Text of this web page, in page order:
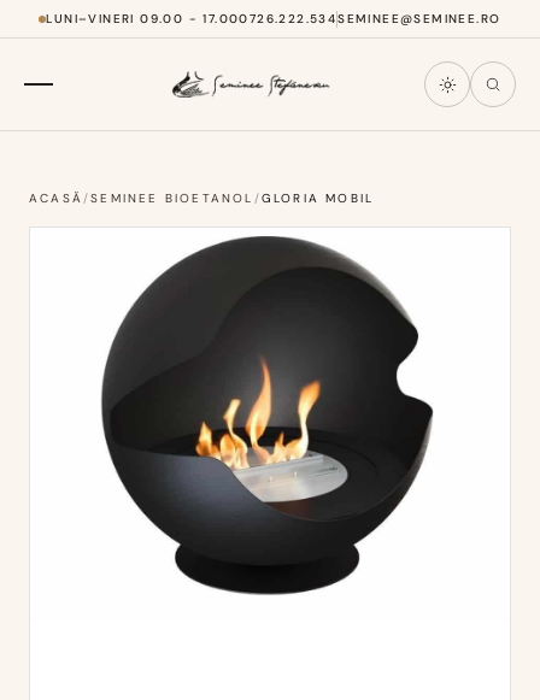
LUNI–VINERI 09.00 - 17.000726.222.534SEMINEE@SEMINEE.RO
ACASĂ/SEMINEE BIOETANOL /GLORIA MOBIL